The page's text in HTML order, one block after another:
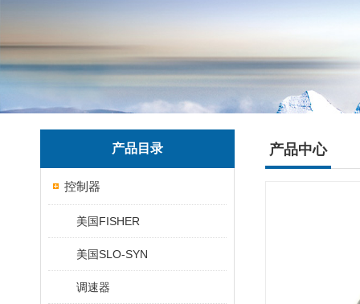
产品目录
控制器
美国FISHER
美国SLO-SYN
调速器
产品中心